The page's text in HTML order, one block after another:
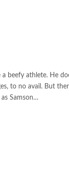
beefy athlete. He
to no avail. But
Samson…